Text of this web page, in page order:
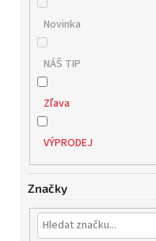
Novinka
NÁŠ TIP
Zľava
VÝPRODEJ
Značky